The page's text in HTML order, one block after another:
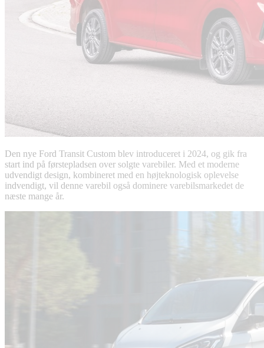
Den nye Ford Transit Custom blev introduceret i 2024, og gik fra
start ind på førstepladsen over solgte varebiler. Med et moderne
udvendigt design, kombineret med en højteknologisk oplevelse
indvendigt, vil denne varebil også dominere varebilsmarkedet de
næste mange år.